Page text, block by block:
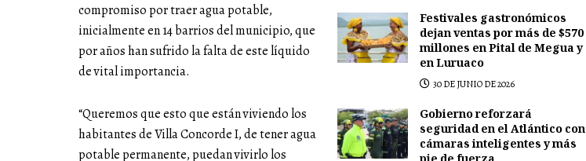
Festivales gastronómicos
dejan ventas por más de $570
millones en Pital de Megua y
en Luruaco
30 DE JUNIO DE 2026
Gobierno reforzará
seguridad en el Atlántico con
cámaras inteligentes y más
compromiso por traer agua potable,
inicialmente en 14 barrios del municipio, que
por años han sufrido la falta de este líquido
de vital importancia.
“Queremos que esto que están viviendo los
habitantes de Villa Concorde I, de tener agua
potable permanente, puedan vivirlo los